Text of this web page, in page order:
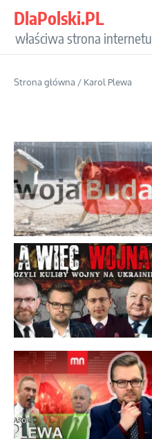
DlaPolski.PL
właściwa strona internetu
Strona główna / Karol Plewa